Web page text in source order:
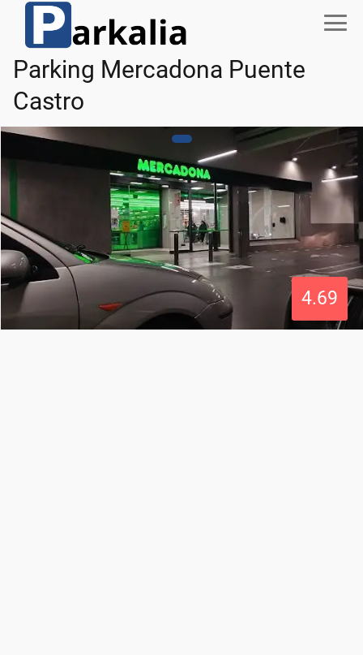
Parking Mercadona Puente
Castro
4.69